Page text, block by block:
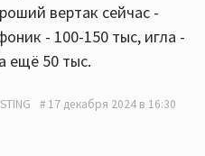
вертак сейчас -
- 100-150 тыс, игла -
ещё 50 тыс.
17 декабря 2024 в 16:30